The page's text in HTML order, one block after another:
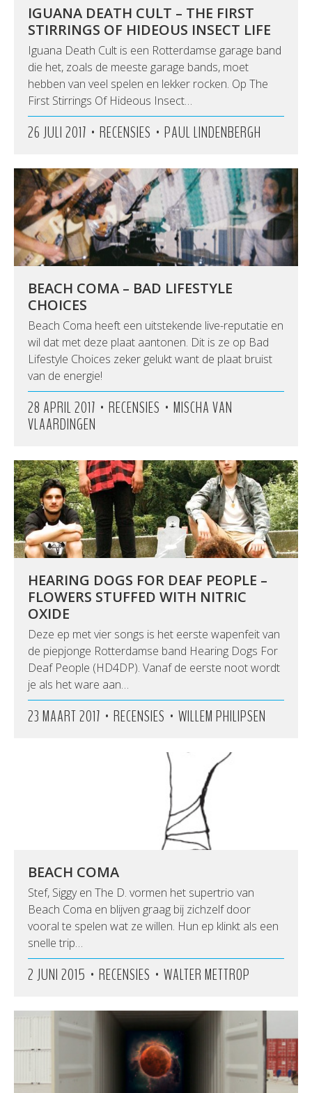
IGUANA DEATH CULT – THE FIRST
STIRRINGS OF HIDEOUS INSECT LIFE
Iguana Death Cult is een Rotterdamse garage band
die het, zoals de meeste garage bands, moet
hebben van veel spelen en lekker rocken. Op The
First Stirrings Of Hideous Insect…
26 JULI 2017 • RECENSIES • PAUL LINDENBERGH
BEACH COMA – BAD LIFESTYLE
CHOICES
Beach Coma heeft een uitstekende live-reputatie en
wil dat met deze plaat aantonen. Dit is ze op Bad
Lifestyle Choices zeker gelukt want de plaat bruist
van de energie!
28 APRIL 2017 • RECENSIES • MISCHA VAN
VLAARDINGEN
HEARING DOGS FOR DEAF PEOPLE –
FLOWERS STUFFED WITH NITRIC
OXIDE
Deze ep met vier songs is het eerste wapenfeit van
de piepjonge Rotterdamse band Hearing Dogs For
Deaf People (HD4DP). Vanaf de eerste noot wordt
je als het ware aan…
23 MAART 2017 • RECENSIES • WILLEM PHILIPSEN
BEACH COMA
Stef, Siggy en The D. vormen het supertrio van
Beach Coma​ en blijven graag bij zichzelf door
vooral te spelen wat ze willen. Hun ep klinkt als een
snelle trip…
2 JUNI 2015 • RECENSIES • WALTER METTROP